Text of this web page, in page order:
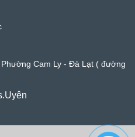
Cam Ly - Đà Lạt ( đường